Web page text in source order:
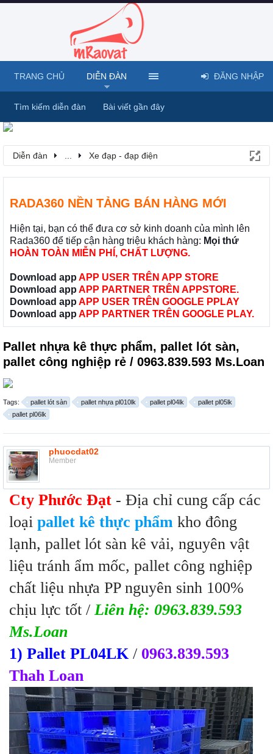
Diễn đàn Xe đạp - đạp điện
RADA360 NỀN TẢNG BÁN HÀNG MỚI
Hiện tại, bạn có thể đưa cơ sở kinh doanh của mình lên
Rada360 để tiếp cận hàng triệu khách hàng: Mọi thứ
HOÀN TOÀN MIỄN PHÍ, CHẤT LƯỢNG.
Download app APP USER TRÊN APP STORE
Download app APP PARTNER TRÊN APPSTORE.
Download app APP USER TRÊN GOOGLE PPLAY
Download app APP PARTNER TRÊN GOOGLE PLAY.
Pallet nhựa kê thực phẩm, pallet lót sàn,
pallet công nghiệp rẻ / 0963.839.593 Ms.Loan
Tags: pallet lót sàn pallet nhựa pl010lk pallet pl04lk
pallet pl05lk
pallet pl06lk
phuocdat02
Member
Cty Phước Đạt - Địa chỉ cung cấp các
loại pallet kê thực phẩm kho đông
lạnh, pallet lót sàn kê vải, nguyên vật
liệu tránh ẩm mốc, pallet công nghiệp
chất liệu nhựa PP nguyên sinh 100%
chịu lực tốt /Liên hệ: 0963.839.593
Ms.Loan
1) Pallet PL04LK / 0963.839.593
Thah Loan
TRANG CHỦ DIỄN ĐÀN
Tìm kiếm diễn đàn Bài viết gần đây
ĐĂNG NHẬP